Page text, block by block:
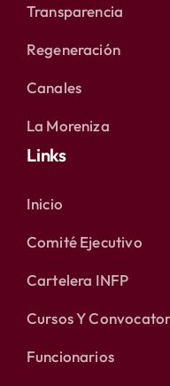
Transparencia
Regeneración
Canales
La Moreniza
Links
Inicio
Comité Ejecutivo
Cartelera INFP
Cursos Y
Funcionarios